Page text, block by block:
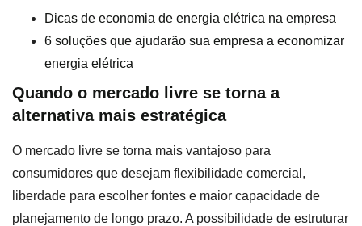
Dicas de economia de energia elétrica na empresa
6 soluções que ajudarão sua empresa a economizar
energia elétrica
Quando o mercado livre se torna a
alternativa mais estratégica
O mercado livre se torna mais vantajoso para
consumidores que desejam flexibilidade comercial,
liberdade para escolher fontes e maior capacidade de
planejamento de longo prazo. A possibilidade de estruturar